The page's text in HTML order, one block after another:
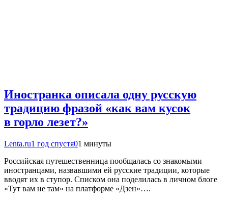
Иностранка описала одну русскую
традицию фразой «как вам кусок
в горло лезет?»
Lenta.ru1 год спустя01 минуты
Российская путешественница пообщалась со знакомыми
иностранцами, назвавшими ей русские традиции, которые
вводят их в ступор. Списком она поделилась в личном блоге
«Тут вам не там» на платформе «Дзен»….